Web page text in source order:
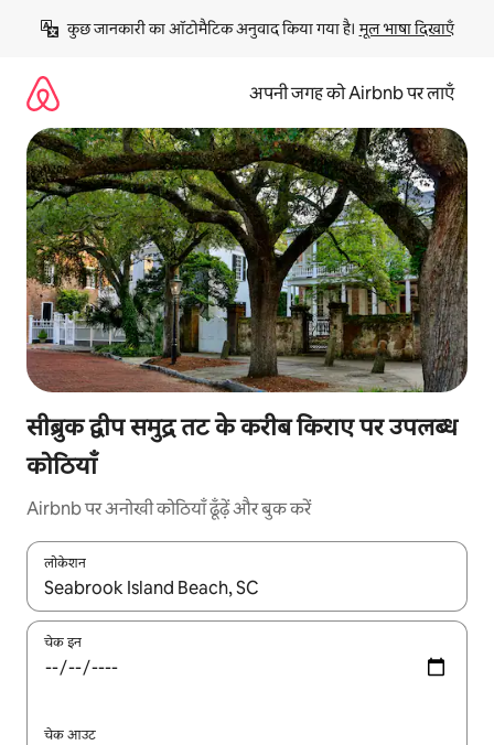
छोड़कर
कॉन्टेंट
कुछ जानकारी का ऑटोमैटिक अनुवाद किया गया है। मूल भाषा दिखाएँ
अपनी जगह को Airbnb पर लाएँ
सीब्रुक द्वीप समुद्र तट के करीब किराए पर उपलब्ध
कोठियाँ
Airbnb पर अनोखी कोठियाँ ढूँढ़ें और बुक करें
लोकेशन
नतीजों के उपलब्ध होने पर, अप और डाउन 'ऐरो की' का इस्तेमाल करके नेविगेट
चेक इन
चेक आउट